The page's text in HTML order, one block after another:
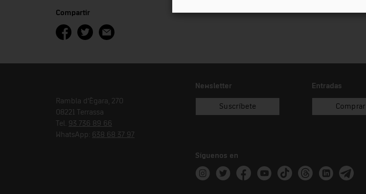
Compartir
Rambla d'Ègara, 270
08221 Terrassa
Tel. 93 736 89 66
WhatsApp: 638 68 37 97
Newsletter
Suscríbete
Entradas
Comprar
Síguenos en
Instagram
TwitterFacebookYoutubeTik TokThreadsLinkedinTelegram